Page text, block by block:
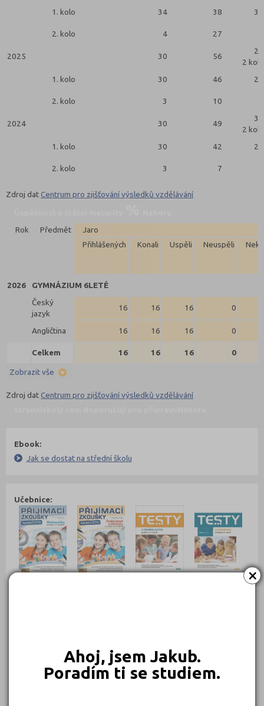
×
Ahoj, jsem Jakub.
Poradím ti se studiem.
1. kolo
34 38 30
2. kolo 4 27
2025 30 56
26
2 kola
1. kolo
30 46 25
2. kolo 3 10
2024 30 49
30
2 kola
1. kolo
30 42 27
2. kolo 3 7
Zdroj datCentrum pro zjišťování výsledků vzdělávání
Rok
Předmět
Jaro
Přihlášených
Konali Uspěli Neuspěli
2026
GYMNÁZIUM 6LETÉ
Český
jazyk
16 16 16 0
Angličtina 16 16 16 0
Celkem 16 16 16 0
Zobrazit vše
Zdroj datCentrum pro zjišťování výsledků vzdělávání
Ebook:
Jak se dostat na střední školu
Učebnice: